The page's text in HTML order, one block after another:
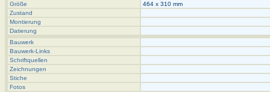
Größe
464 x 310 mm
Zustand
Montierung
Datierung
Bauwerk
Bauwerk-Links
Schriftquellen
Zeichnungen
Stiche
Fotos